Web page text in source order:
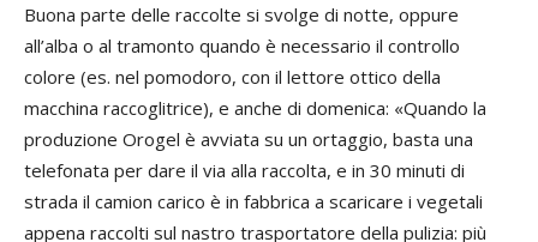
Buona parte delle raccolte si svolge di notte, oppure
all’alba o al tramonto quando è necessario il controllo
colore (es. nel pomodoro, con il lettore ottico della
macchina raccoglitrice), e anche di domenica: «Quando la
produzione Orogel è avviata su un ortaggio, basta una
telefonata per dare il via alla raccolta, e in 30 minuti di
strada il camion carico è in fabbrica a scaricare i vegetali
appena raccolti sul nastro trasportatore della pulizia: più